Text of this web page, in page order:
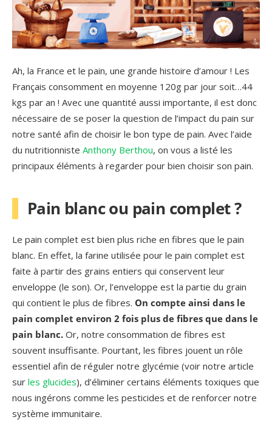
Ah, la France et le pain, une grande histoire d’amour ! Les
Français consomment en moyenne 120g par jour soit…44
kgs par an ! Avec une quantité aussi importante, il est donc
nécessaire de se poser la question de l’impact du pain sur
notre santé afin de choisir le bon type de pain. Avec l’aide
du nutritionniste Anthony Berthou, on vous a listé les
principaux éléments à regarder pour bien choisir son pain.
Pain blanc ou pain complet ?
Le pain complet est bien plus riche en fibres que le pain
blanc. En effet, la farine utilisée pour le pain complet est
faite à partir des grains entiers qui conservent leur
enveloppe (le son). Or, l’enveloppe est la partie du grain
qui contient le plus de fibres. On compte ainsi dans le
pain complet environ 2 fois plus de fibres que dans le
pain blanc. Or, notre consommation de fibres est
souvent insuffisante. Pourtant, les fibres jouent un rôle
essentiel afin de réguler notre glycémie (voir notre article
sur les glucides), d’éliminer certains éléments toxiques que
nous ingérons comme les pesticides et de renforcer notre
système immunitaire.